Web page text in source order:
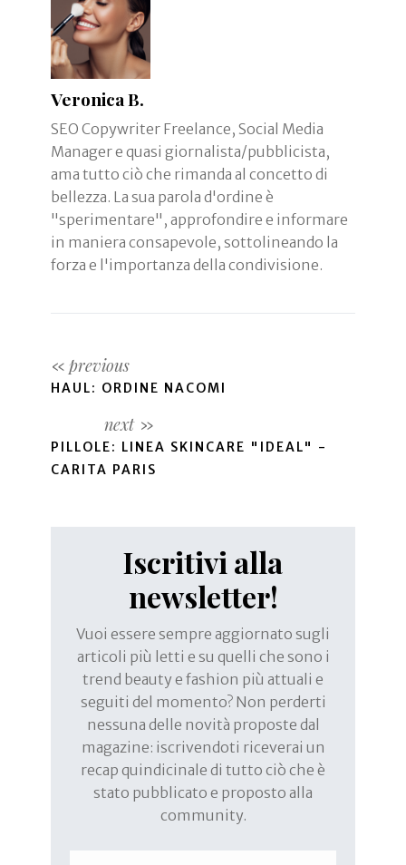
Veronica B.
SEO Copywriter Freelance, Social Media
Manager e quasi giornalista/pubblicista,
ama tutto ciò che rimanda al concetto di
bellezza. La sua parola d'ordine è
"sperimentare", approfondire e informare
in maniera consapevole, sottolineando la
forza e l'importanza della condivisione.
HAUL: ORDINE NACOMI
PILLOLE: LINEA SKINCARE "IDEAL" -
CARITA PARIS
Iscritivi alla
newsletter!
Vuoi essere sempre aggiornato sugli
articoli più letti e su quelli che sono i
trend beauty e fashion più attuali e
seguiti del momento? Non perderti
nessuna delle novità proposte dal
magazine: iscrivendoti riceverai un
recap quindicinale di tutto ciò che è
stato pubblicato e proposto alla
community.